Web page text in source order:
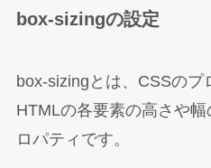
box-sizingの設定
box-sizingとは、CSSのプ
HTMLの各要素の高さや
ロパティです。